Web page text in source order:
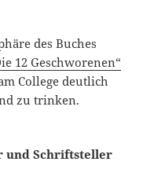
des Buches
12 Geschworenen“
College deutlich
zu trinken.
und Schriftsteller